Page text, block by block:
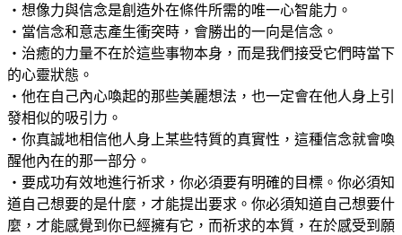
‧想像力與信念是創造外在條件所需的唯一心智能力。
‧當信念和意志產生衝突時，會勝出的一向是信念。
‧治癒的力量不在於這些事物本身，而是我們接受它們時當下
的心靈狀態。
‧他在自己內心喚起的那些美麗想法，也一定會在他人身上引
發相似的吸引力。
‧你真誠地相信他人身上某些特質的真實性，這種信念就會喚
醒他內在的那一部分。
‧要成功有效地進行祈求，你必須要有明確的目標。你必須知
道自己想要的是什麼，才能提出要求。你必須知道自己想要什
麼，才能感覺到你已經擁有它，而祈求的本質，在於感受到願